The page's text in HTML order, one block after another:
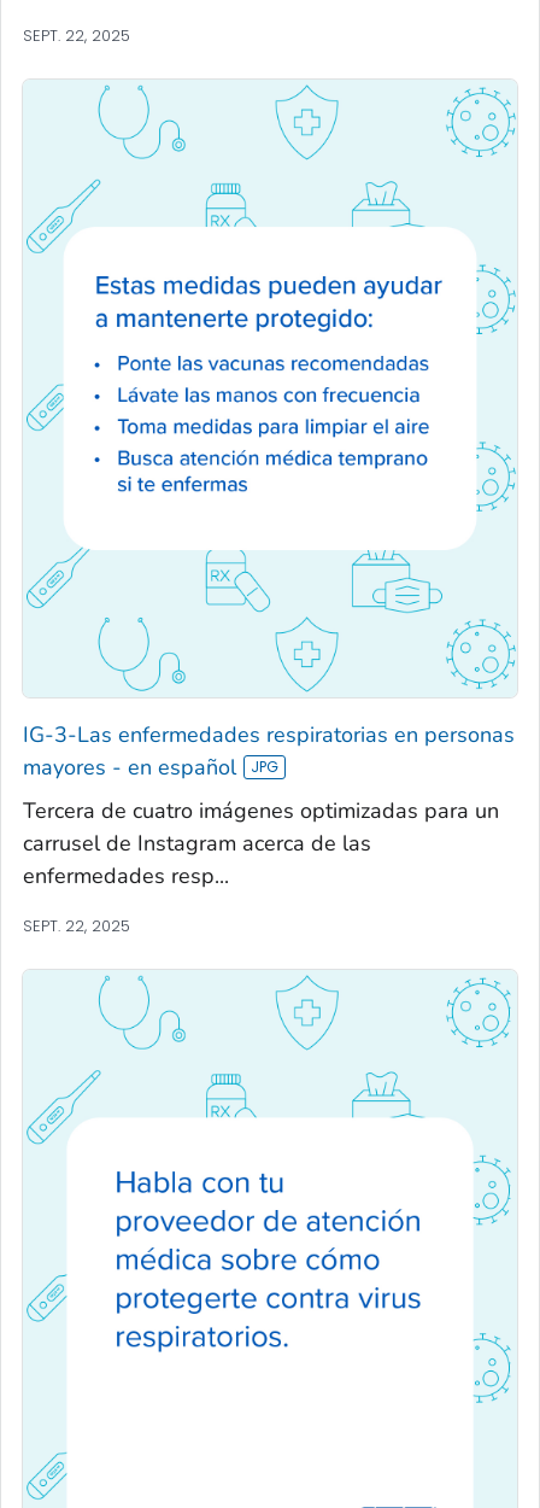
SEPT. 22, 2025
IG-3-Las enfermedades respiratorias en personas
mayores - en español
Tercera de cuatro imágenes optimizadas para un
carrusel de Instagram acerca de las
enfermedades resp...
SEPT. 22, 2025